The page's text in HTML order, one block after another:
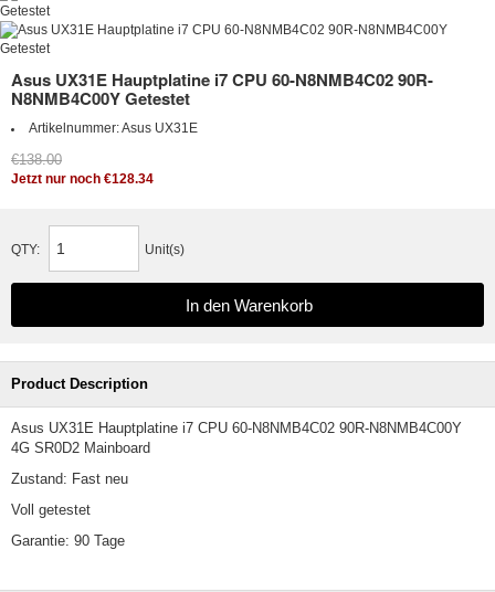
Asus UX31E Hauptplatine i7 CPU 60-N8NMB4C02 90R-
N8NMB4C00Y Getestet
Artikelnummer:Asus UX31E
€138.00
Jetzt nur noch €128.34
QTY: Unit(s)
Product Description
Asus UX31E Hauptplatine i7 CPU 60-N8NMB4C02 90R-N8NMB4C00Y
4G SR0D2 Mainboard
Zustand: Fast neu
Voll getestet
Garantie: 90 Tage